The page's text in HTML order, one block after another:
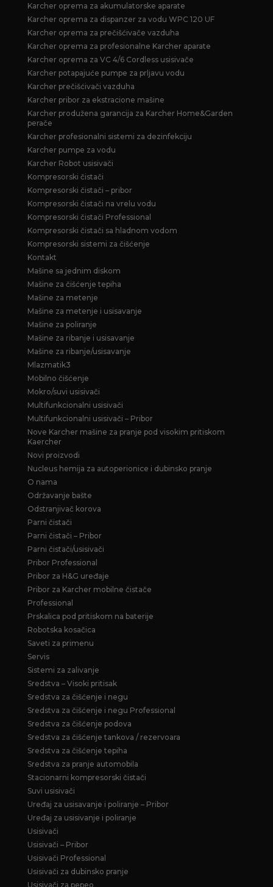
Karcher oprema za akumulatorske aparate
Karcher oprema za dispanzer za vodu WPC 120 UF
Karcher oprema za prečišćivače vazduha
Karcher oprema za profesionalne Karcher aparate
Karcher oprema za VC 4/6 Cordless usisivače
Karcher potapajuće pumpe za prljavu vodu
Karcher prečišćivači vazduha
Karcher pribor za ekstracione mašine
Karcher produžena garancija za Karcher Home&Garden
perače
Karcher profesionalni sistemi za dezinfekciju
Karcher pumpe za vodu
Karcher Robot usisivači
Kompresorski čistači
Kompresorski čistači – pribor
Kompresorski čistači na vrelu vodu
Kompresorski čistači Professional
Kompresorski čistači sa hladnom vodom
Kompresorski sistemi za čišćenje
Kontakt
Mašine sa jednim diskom
Mašine za čišćenje tepiha
Mašine za metenje
Mašine za metenje i usisavanje
Mašine za poliranje
Mašine za ribanje i usisavanje
Mašine za ribanje/usisavanje
Mlazmatik3
Mobilno čišćenje
Mokro/suvi usisivači
Multifunkcionalni usisivači
Multifunkcionalni usisivači – Pribor
Nove Karcher mašine za pranje pod visokim pritiskom
Kaercher
Novi proizvodi
Nucleus hemija za autoperionice i dubinsko pranje
O nama
Održavanje bašte
Odstranjivač korova
Parni čistači
Parni čistači – Pribor
Parni čistači/usisivači
Pribor Professional
Pribor za H&G uređaje
Pribor za Karcher mobilne čistače
Professional
Prskalica pod pritiskom na baterije
Robotska kosačica
Saveti za primenu
Servis
Sistemi za zalivanje
Sredstva – Visoki pritisak
Sredstva za čišćenje i negu
Sredstva za čišćenje i negu Professional
Sredstva za čišćenje podova
Sredstva za čišćenje tankova / rezervoara
Sredstva za čišćenje tepiha
Sredstva za pranje automobila
Stacionarni kompresorski čistači
Suvi usisivači
Uređaj za usisavanje i poliranje – Pribor
Uređaj za usisivanje i poliranje
Usisivači
Usisivači – Pribor
Usisivači Professional
Usisivači za dubinsko pranje
Usisivači za pepeo